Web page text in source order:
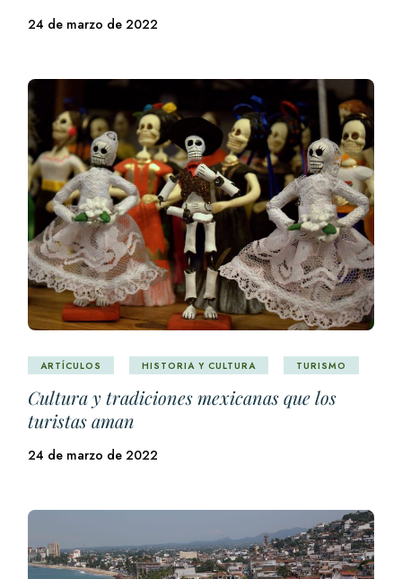
24 de marzo de 2022
ARTÍCULOS HISTORIA Y CULTURA TURISMO
Cultura y tradiciones mexicanas que los
turistas aman
24 de marzo de 2022